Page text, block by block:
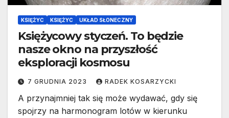
KSIĘŻYC KSIĘŻYC UKŁAD SŁONECZNY
Księżycowy styczeń. To będzie
nasze okno na przyszłość
eksploracji kosmosu
7 GRUDNIA 2023 RADEK KOSARZYCKI
A przynajmniej tak się może wydawać, gdy się
spojrzy na harmonogram lotów w kierunku